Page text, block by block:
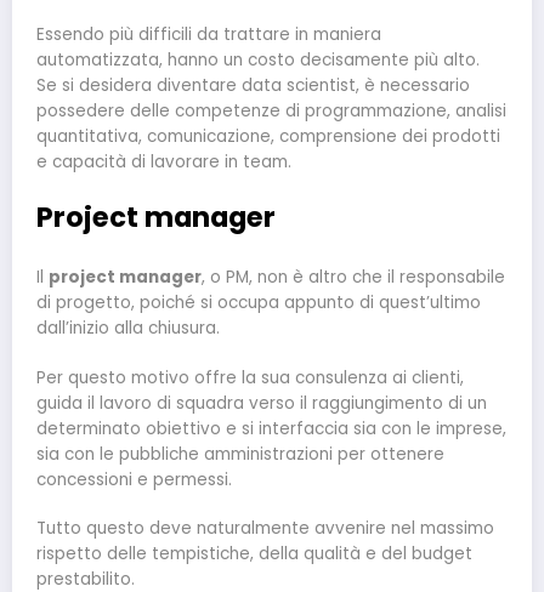
Essendo più difficili da trattare in maniera
automatizzata, hanno un costo decisamente più alto.
Se si desidera diventare data scientist, è necessario
possedere delle competenze di programmazione, analisi
quantitativa, comunicazione, comprensione dei prodotti
e capacità di lavorare in team.
Project manager
Il project manager, o PM, non è altro che il responsabile
di progetto, poiché si occupa appunto di quest’ultimo
dall’inizio alla chiusura.
Per questo motivo offre la sua consulenza ai clienti,
guida il lavoro di squadra verso il raggiungimento di un
determinato obiettivo e si interfaccia sia con le imprese,
sia con le pubbliche amministrazioni per ottenere
concessioni e permessi.
Tutto questo deve naturalmente avvenire nel massimo
rispetto delle tempistiche, della qualità e del budget
prestabilito.